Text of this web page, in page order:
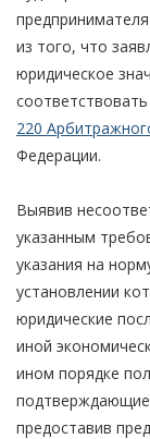
из того, что
юридическое
220
Федерации.
Выявив
указанным
указания на
установлении
юридические
иной
ином порядке
подтверждающие
предоставив